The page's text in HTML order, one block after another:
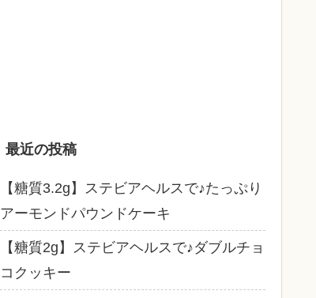
最近の投稿
【糖質3.2g】ステビアヘルスで♪たっぷり
アーモンドパウンドケーキ
【糖質2g】ステビアヘルスで♪ダブルチョ
コクッキー